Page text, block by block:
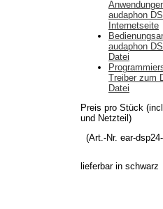
audaphon
Internetseite
audaphon
Datei
Treiber zum
Datei
Preis pro Stück
und Netzteil)
(Art.-Nr. ear-
lieferbar in schwarz